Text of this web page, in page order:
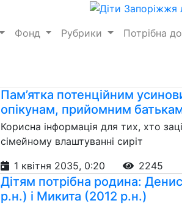
Фонд Рубрики Потрібна
Пам’ятка потенційним
опікунам, прийомним
Корисна інформація для тих, хто
сімейному влаштуванні сиріт
1 квітня 2035, 0:20
2245
Дітям потрібна родина:
р.н.) і Микита (2012 р.н.)